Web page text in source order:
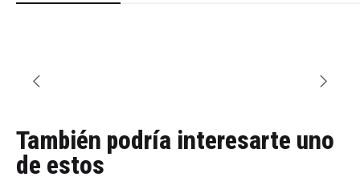
También podría interesarte uno
de estos